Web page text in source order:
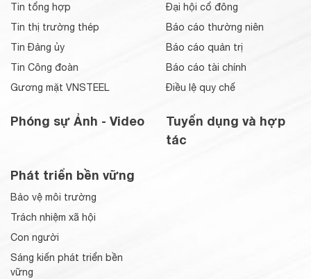
Tin tổng hợp
Tin thị trường thép
Tin Đảng ủy
Tin Công đoàn
Gương mặt VNSTEEL
Phóng sự Ảnh - Video
Đại hội cổ đông
Báo cáo thường niên
Báo cáo quản trị
Báo cáo tài chính
Điều lệ quy chế
Tuyển dụng và hợp
tác
Phát triển bền vững
Bảo vệ môi trường
Trách nhiệm xã hội
Con người
Sáng kiến phát triển bền
vững